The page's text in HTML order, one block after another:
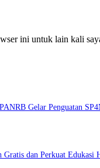
ini untuk lain kali
Gelar Penguatan
dan Perkuat Edukasi